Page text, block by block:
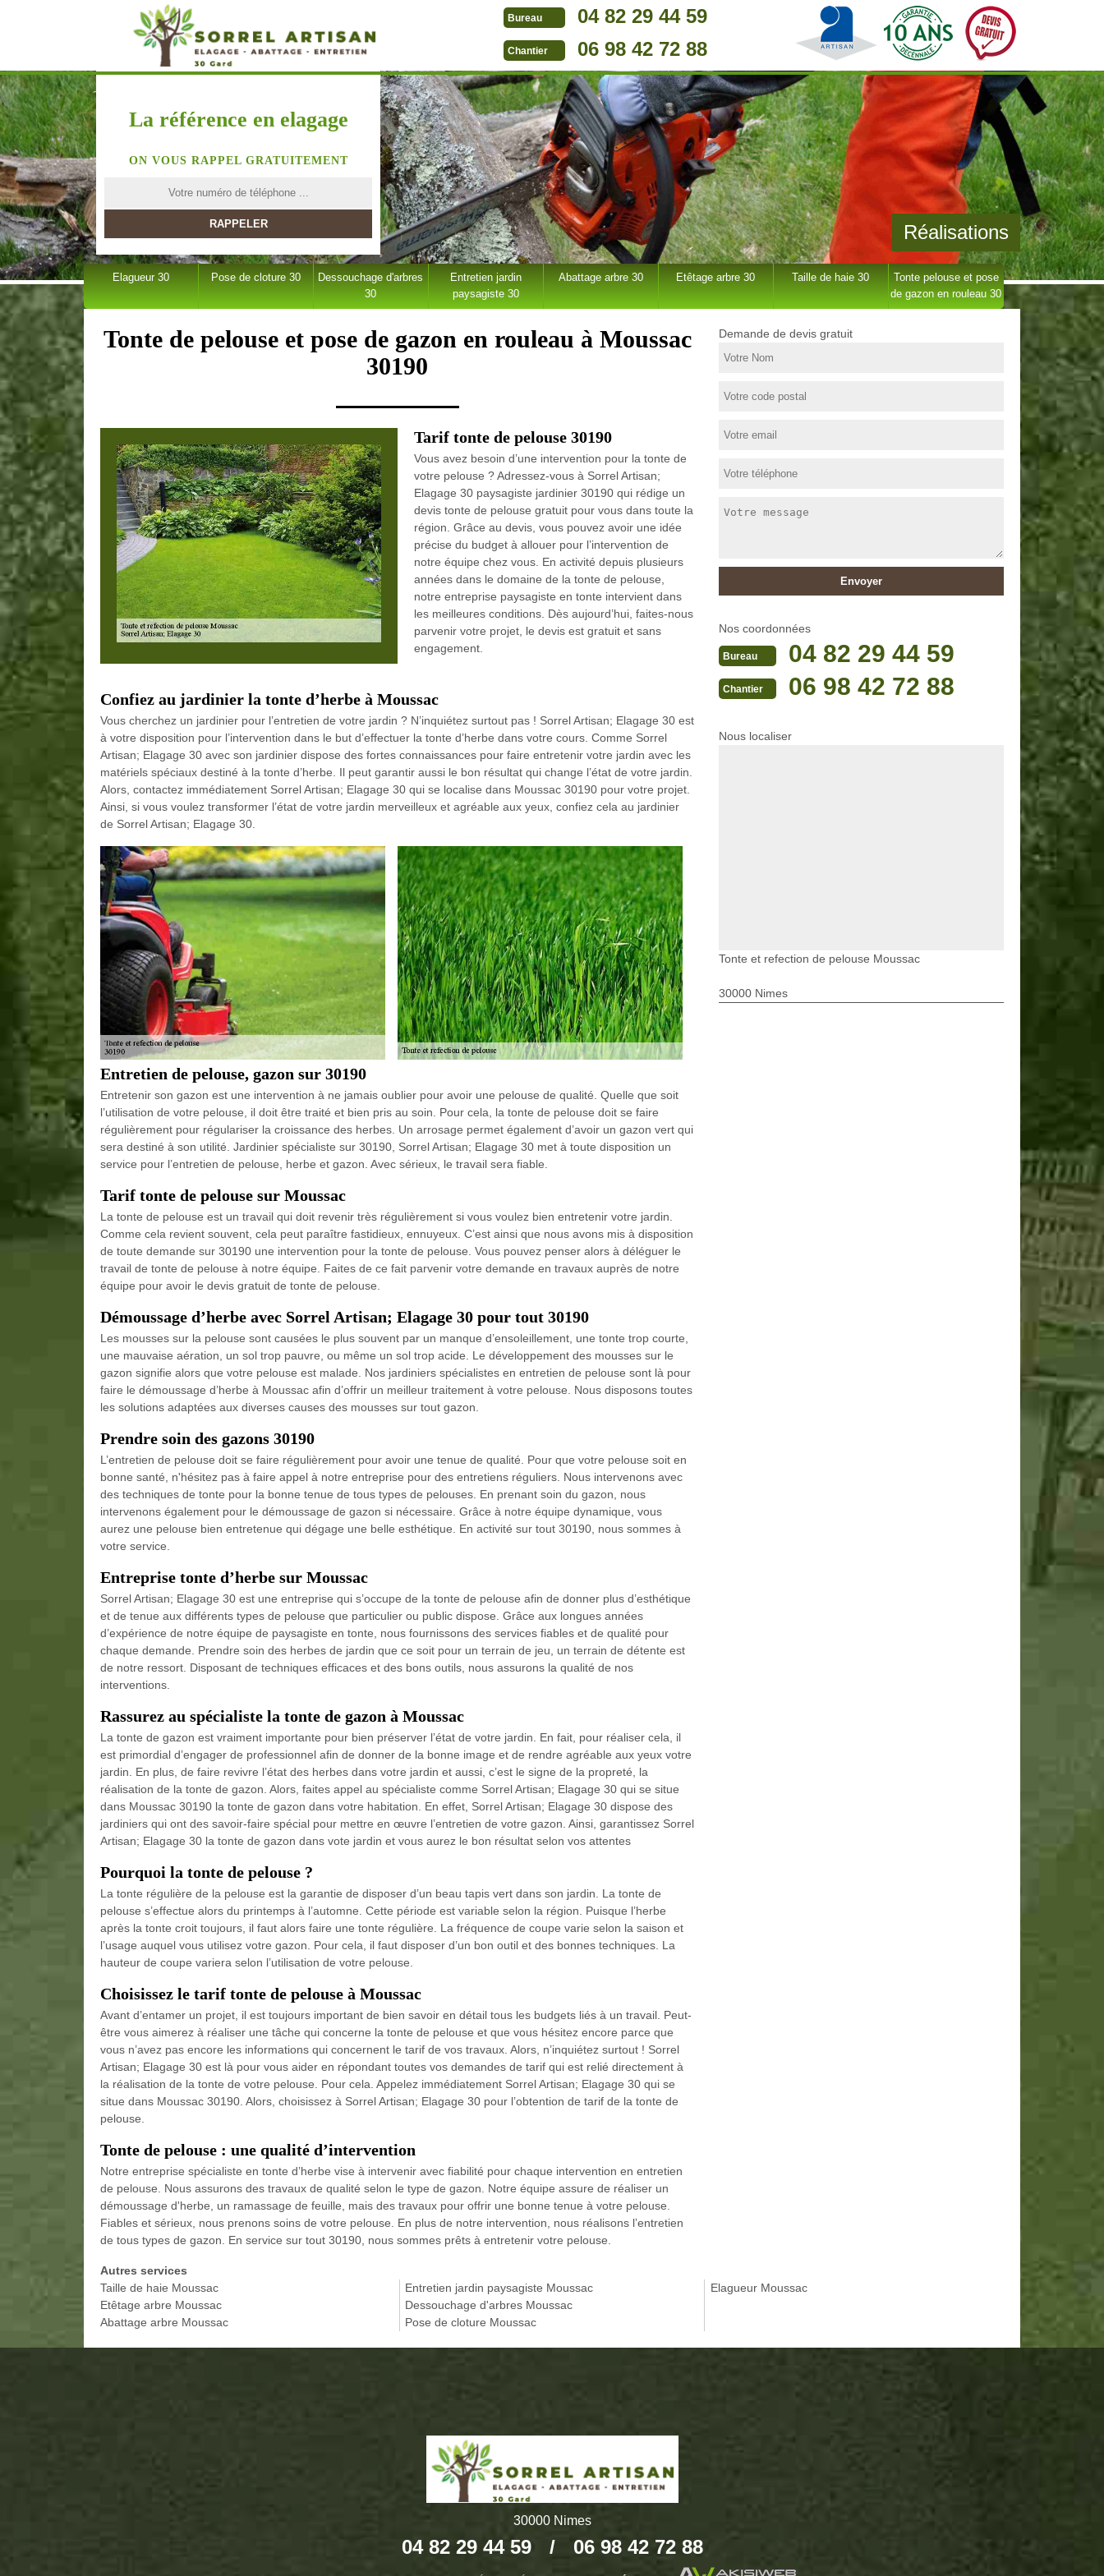
Bureau 04 82 29 44 59
Chantier 06 98 42 72 88
La référence en elagage
ON VOUS RAPPEL GRATUITEMENT
Réalisations
Elagueur 30 Pose de cloture 30
Dessouchage d'arbres
30
Entretien jardin
paysagiste 30
Abattage arbre 30 Etêtage arbre 30 Taille de haie 30
Tonte pelouse et pose
de gazon en rouleau 30
Tonte de pelouse et pose de gazon en rouleau à Moussac
30190
Tarif tonte de pelouse 30190
Vous avez besoin d’une intervention pour la tonte de
votre pelouse ? Adressez-vous à Sorrel Artisan;
Elagage 30 paysagiste jardinier 30190 qui rédige un
devis tonte de pelouse gratuit pour vous dans toute la
région. Grâce au devis, vous pouvez avoir une idée
précise du budget à allouer pour l’intervention de
notre équipe chez vous. En activité depuis plusieurs
années dans le domaine de la tonte de pelouse,
notre entreprise paysagiste en tonte intervient dans
les meilleures conditions. Dès aujourd’hui, faites-nous
parvenir votre projet, le devis est gratuit et sans
engagement.
Confiez au jardinier la tonte d’herbe à Moussac
Vous cherchez un jardinier pour l’entretien de votre jardin ? N’inquiétez surtout pas ! Sorrel Artisan; Elagage 30 est
à votre disposition pour l’intervention dans le but d’effectuer la tonte d’herbe dans votre cours. Comme Sorrel
Artisan; Elagage 30 avec son jardinier dispose des fortes connaissances pour faire entretenir votre jardin avec les
matériels spéciaux destiné à la tonte d’herbe. Il peut garantir aussi le bon résultat qui change l’état de votre jardin.
Alors, contactez immédiatement Sorrel Artisan; Elagage 30 qui se localise dans Moussac 30190 pour votre projet.
Ainsi, si vous voulez transformer l’état de votre jardin merveilleux et agréable aux yeux, confiez cela au jardinier
de Sorrel Artisan; Elagage 30.
Entretien de pelouse, gazon sur 30190
Entretenir son gazon est une intervention à ne jamais oublier pour avoir une pelouse de qualité. Quelle que soit
l’utilisation de votre pelouse, il doit être traité et bien pris au soin. Pour cela, la tonte de pelouse doit se faire
régulièrement pour régulariser la croissance des herbes. Un arrosage permet également d’avoir un gazon vert qui
sera destiné à son utilité. Jardinier spécialiste sur 30190, Sorrel Artisan; Elagage 30 met à toute disposition un
service pour l’entretien de pelouse, herbe et gazon. Avec sérieux, le travail sera fiable.
Tarif tonte de pelouse sur Moussac
La tonte de pelouse est un travail qui doit revenir très régulièrement si vous voulez bien entretenir votre jardin.
Comme cela revient souvent, cela peut paraître fastidieux, ennuyeux. C’est ainsi que nous avons mis à disposition
de toute demande sur 30190 une intervention pour la tonte de pelouse. Vous pouvez penser alors à déléguer le
travail de tonte de pelouse à notre équipe. Faites de ce fait parvenir votre demande en travaux auprès de notre
équipe pour avoir le devis gratuit de tonte de pelouse.
Démoussage d’herbe avec Sorrel Artisan; Elagage 30 pour tout 30190
Les mousses sur la pelouse sont causées le plus souvent par un manque d’ensoleillement, une tonte trop courte,
une mauvaise aération, un sol trop pauvre, ou même un sol trop acide. Le développement des mousses sur le
gazon signifie alors que votre pelouse est malade. Nos jardiniers spécialistes en entretien de pelouse sont là pour
faire le démoussage d’herbe à Moussac afin d’offrir un meilleur traitement à votre pelouse. Nous disposons toutes
les solutions adaptées aux diverses causes des mousses sur tout gazon.
Prendre soin des gazons 30190
L’entretien de pelouse doit se faire régulièrement pour avoir une tenue de qualité. Pour que votre pelouse soit en
bonne santé, n'hésitez pas à faire appel à notre entreprise pour des entretiens réguliers. Nous intervenons avec
des techniques de tonte pour la bonne tenue de tous types de pelouses. En prenant soin du gazon, nous
intervenons également pour le démoussage de gazon si nécessaire. Grâce à notre équipe dynamique, vous
aurez une pelouse bien entretenue qui dégage une belle esthétique. En activité sur tout 30190, nous sommes à
votre service.
Entreprise tonte d’herbe sur Moussac
Sorrel Artisan; Elagage 30 est une entreprise qui s’occupe de la tonte de pelouse afin de donner plus d’esthétique
et de tenue aux différents types de pelouse que particulier ou public dispose. Grâce aux longues années
d’expérience de notre équipe de paysagiste en tonte, nous fournissons des services fiables et de qualité pour
chaque demande. Prendre soin des herbes de jardin que ce soit pour un terrain de jeu, un terrain de détente est
de notre ressort. Disposant de techniques efficaces et des bons outils, nous assurons la qualité de nos
interventions.
Rassurez au spécialiste la tonte de gazon à Moussac
La tonte de gazon est vraiment importante pour bien préserver l’état de votre jardin. En fait, pour réaliser cela, il
est primordial d’engager de professionnel afin de donner de la bonne image et de rendre agréable aux yeux votre
jardin. En plus, de faire revivre l’état des herbes dans votre jardin et aussi, c’est le signe de la propreté, la
réalisation de la tonte de gazon. Alors, faites appel au spécialiste comme Sorrel Artisan; Elagage 30 qui se situe
dans Moussac 30190 la tonte de gazon dans votre habitation. En effet, Sorrel Artisan; Elagage 30 dispose des
jardiniers qui ont des savoir-faire spécial pour mettre en œuvre l’entretien de votre gazon. Ainsi, garantissez Sorrel
Artisan; Elagage 30 la tonte de gazon dans vote jardin et vous aurez le bon résultat selon vos attentes
Pourquoi la tonte de pelouse ?
La tonte régulière de la pelouse est la garantie de disposer d’un beau tapis vert dans son jardin. La tonte de
pelouse s’effectue alors du printemps à l’automne. Cette période est variable selon la région. Puisque l’herbe
après la tonte croit toujours, il faut alors faire une tonte régulière. La fréquence de coupe varie selon la saison et
l’usage auquel vous utilisez votre gazon. Pour cela, il faut disposer d’un bon outil et des bonnes techniques. La
hauteur de coupe variera selon l’utilisation de votre pelouse.
Choisissez le tarif tonte de pelouse à Moussac
Avant d’entamer un projet, il est toujours important de bien savoir en détail tous les budgets liés à un travail. Peut-
être vous aimerez à réaliser une tâche qui concerne la tonte de pelouse et que vous hésitez encore parce que
vous n’avez pas encore les informations qui concernent le tarif de vos travaux. Alors, n’inquiétez surtout ! Sorrel
Artisan; Elagage 30 est là pour vous aider en répondant toutes vos demandes de tarif qui est relié directement à
la réalisation de la tonte de votre pelouse. Pour cela. Appelez immédiatement Sorrel Artisan; Elagage 30 qui se
situe dans Moussac 30190. Alors, choisissez à Sorrel Artisan; Elagage 30 pour l’obtention de tarif de la tonte de
pelouse.
Tonte de pelouse : une qualité d’intervention
Notre entreprise spécialiste en tonte d’herbe vise à intervenir avec fiabilité pour chaque intervention en entretien
de pelouse. Nous assurons des travaux de qualité selon le type de gazon. Notre équipe assure de réaliser un
démoussage d'herbe, un ramassage de feuille, mais des travaux pour offrir une bonne tenue à votre pelouse.
Fiables et sérieux, nous prenons soins de votre pelouse. En plus de notre intervention, nous réalisons l’entretien
de tous types de gazon. En service sur tout 30190, nous sommes prêts à entretenir votre pelouse.
Demande de devis gratuit
Nos coordonnées
Bureau 04 82 29 44 59
Chantier 06 98 42 72 88
Nous localiser
Tonte et refection de pelouse Moussac
30000 Nimes
Autres services
Taille de haie Moussac
Etêtage arbre Moussac
Abattage arbre Moussac
Entretien jardin paysagiste Moussac
Dessouchage d'arbres Moussac
Pose de cloture Moussac
Elagueur Moussac
30000 Nimes
04 82 29 44 59 / 06 98 42 72 88